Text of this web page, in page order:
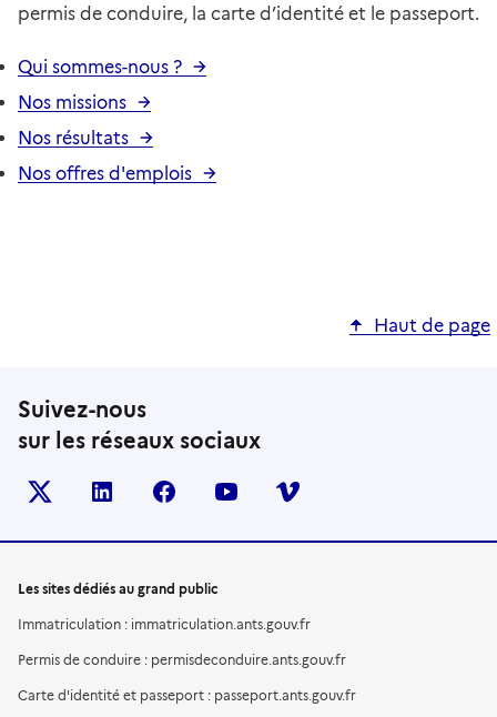
permis de conduire, la carte d’identité et le passeport.
Qui sommes-nous ?
Nos missions
Nos résultats
Nos offres d'emplois
Haut de page
Suivez-nous
sur les réseaux sociaux
X (anciennement TWITTER)
LINKEDINFACEBOOKYOUTUBEVIMEO
Les sites dédiés au grand public
Immatriculation : immatriculation.ants.gouv.fr
Permis de conduire : permisdeconduire.ants.gouv.fr
Carte d'identité et passeport : passeport.ants.gouv.fr